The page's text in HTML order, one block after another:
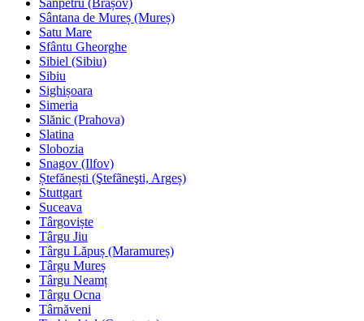
Sânpetru (Brașov)
Sântana de Mureș (Mureș)
Satu Mare
Sfântu Gheorghe
Sibiel (Sibiu)
Sibiu
Sighișoara
Simeria
Slănic (Prahova)
Slatina
Slobozia
Snagov (Ilfov)
Ștefănești (Ştefãneşti, Argeș)
Stuttgart
Suceava
Târgoviște
Târgu Jiu
Târgu Lăpuș (Maramureș)
Târgu Mureș
Târgu Neamț
Târgu Ocna
Târnăveni